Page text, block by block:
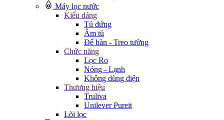
Máy lọc nước
Kiểu dáng
Tủ đứng
Âm tủ
Để bàn - Treo tường
Chức năng
Lọc Ro
Nóng - Lạnh
Không dùng điện
Thương hiệu
Truliva
Unilever Pureit
Lõi lọc